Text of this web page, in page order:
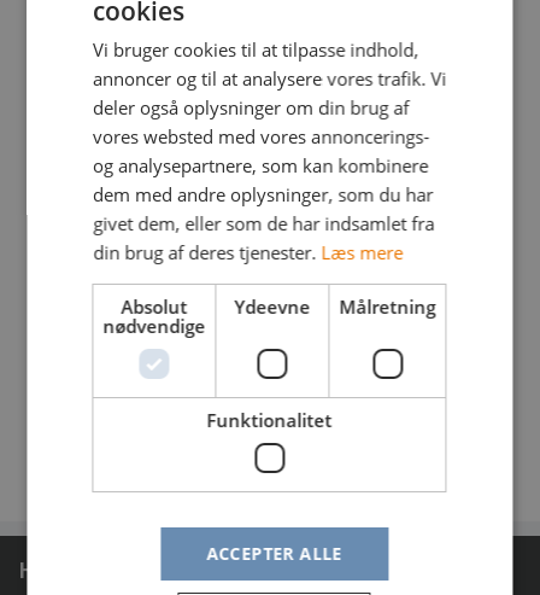
Bjerghammer/Damsbo og Faldsled.
Men tilbage til fiskeriet - der blev fanget en del
havørreder, men alle under målet.
I alt blev det til 15 fisk og en masse hug, så vi må
sige, at Helnæsbugten leverede igen.
En stor tak til Preben for at varme maden og lægge
den dejlige mad.
Sidst og ikke mindst en stor tak til alle, som deltog!
-En glad turleder 😊
Hvem er vi:
cookies
Vi bruger cookies til at tilpasse indhold,
annoncer og til at analysere vores trafik. Vi
deler også oplysninger om din brug af
vores websted med vores annoncerings-
og analysepartnere, som kan kombinere
dem med andre oplysninger, som du har
givet dem, eller som de har indsamlet fra
din brug af deres tjenester. Læs mere
Absolut
nødvendige
Ydeevne Målretning
Funktionalitet
ACCEPTER ALLE